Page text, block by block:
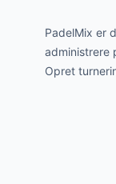
PadelMix er
administrere
Opret